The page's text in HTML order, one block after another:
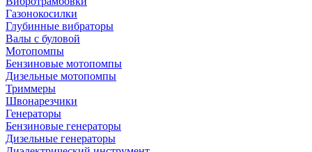
Газонокосилки
Глубинные вибраторы
Валы с буловой
Мотопомпы
Бензиновые мотопомпы
Дизельные мотопомпы
Триммеры
Швонарезчики
Генераторы
Бензиновые генераторы
Дизельные генераторы